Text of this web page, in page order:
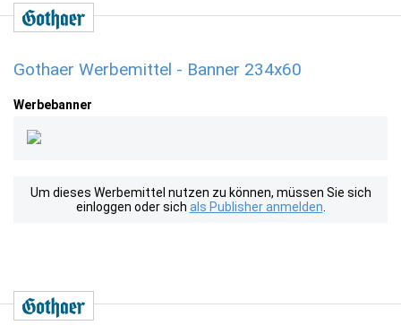
Gothaer Werbemittel - Banner 234x60
Werbebanner
Um dieses Werbemittel nutzen zu können, müssen Sie sich
einloggen oder sich als Publisher anmelden